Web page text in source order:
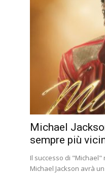
Michael
sempre più
Il successo di "Michael"
Michael Jackson avrà